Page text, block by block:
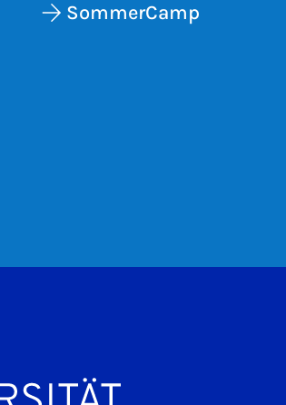
SommerCamp